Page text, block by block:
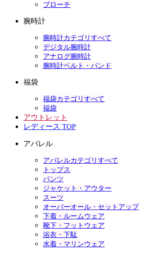
ブローチ
腕時計
腕時計カテゴリすべて
デジタル腕時計
アナログ腕時計
腕時計ベルト・バンド
福袋
福袋カテゴリすべて
福袋
アウトレット
レディース TOP
アパレル
アパレルカテゴリすべて
トップス
パンツ
ジャケット・アウター
スーツ
オーバーオール・セットアップ
下着・ルームウェア
靴下・フットウェア
浴衣・下駄
水着・マリンウェア